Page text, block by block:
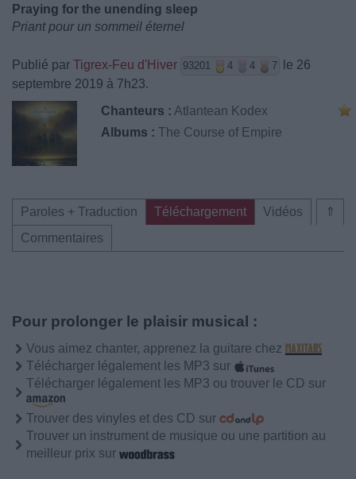
Praying for the unending sleep
Priant pour un sommeil éternel
Publié par Tigrex-Feu d'Hiver 93201 4 4 7
le 26
septembre 2019 à 7h23.
Chanteurs : Atlantean Kodex
Albums : The Course of Empire
⇑
Paroles + Traduction Téléchargement
Vidéos
Commentaires
Pour prolonger le plaisir musical :
Vous aimez chanter, apprenez la guitare chez
Télécharger légalement les MP3 sur
Télécharger légalement les MP3 ou trouver le CD sur
Trouver des vinyles et des CD sur
Trouver un instrument de musique ou une partition au
meilleur prix sur